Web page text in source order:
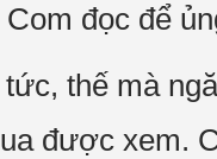
đọc để
thế mà
được xem.